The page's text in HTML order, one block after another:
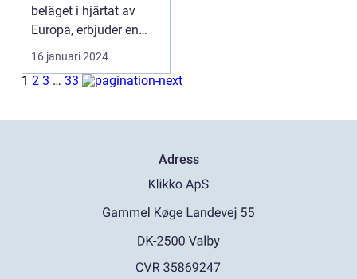
beläget i hjärtat av
Europa, erbjuder en
oemotståndlig bland...
16 januari 2024
1 2 3 … 33
Adress